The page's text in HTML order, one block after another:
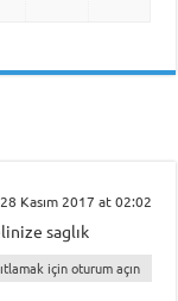
28 Kasım 2017 at 02:02
saglık
için oturum açın